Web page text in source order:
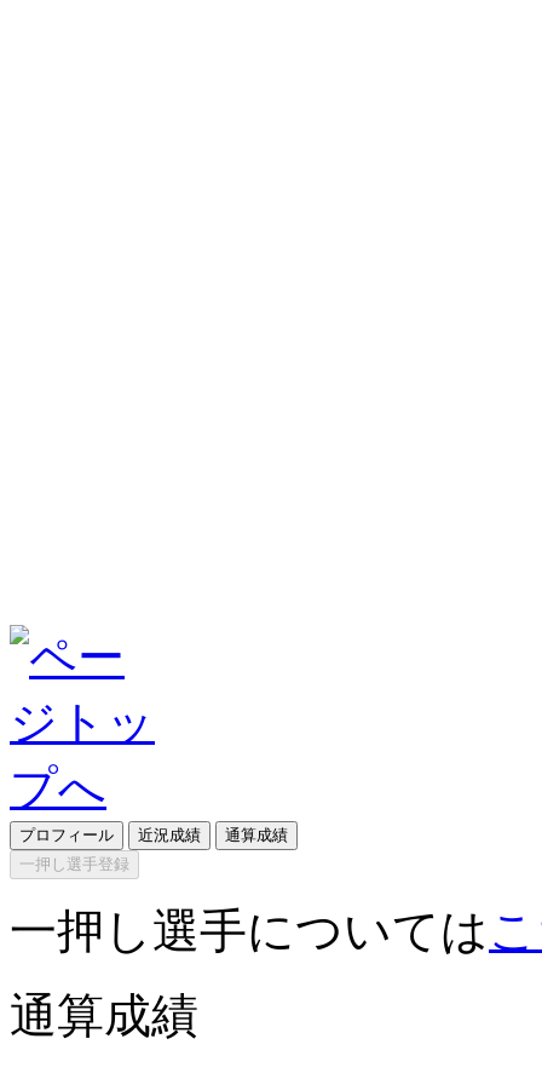
プロフィール 近況成績
通算成績
一押し選手登録
一押し選手については
通算成績